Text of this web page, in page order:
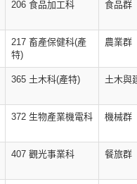
206 食品加工科 食品群
217 畜產保健科(產
特)
農業群
365 土木科(產特) 土木與
372 生物產業機電科 機械群
407 觀光事業科 餐旅群